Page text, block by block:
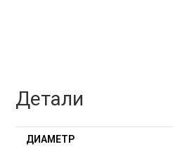
Детали
ДИАМЕТР